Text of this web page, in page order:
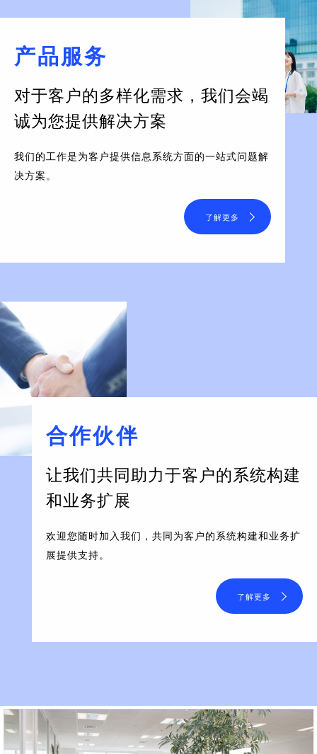
产品服务
对于客户的多样化需求， 我们会竭
诚为您提供解决方案
我们的工作是为客户提供信息系统方面的一站式问题解
决方案。
了解更多
合作伙伴
让我们共同助力于客户的系统构建
和业务扩展
欢迎您随时加入我们，共同为客户的系统构建和业务扩
展提供支持。
了解更多